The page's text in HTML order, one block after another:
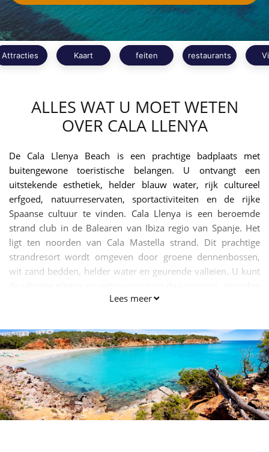
Attracties Kaart feiten restaurants
ALLES WAT U MOET WETEN
OVER CALA LLENYA
De Cala Llenya Beach is een prachtige badplaats met
buitengewone toeristische belangen. U ontvangt een
uitstekende esthetiek, helder blauw water, rijk cultureel
erfgoed, natuurreservaten, sportactiviteiten en de rijke
Spaanse cultuur te vinden. Cala Llenya is een beroemde
strand club in de Balearen van Ibiza regio van Spanje. Het
ligt ten noorden van Cala Mastella strand. Dit prachtige
strandresort wordt omgeven door groene dennenbossen,
wit zand bedden, helder water en geurende valleien. U kunt
en 's nachts bars van de regio. Het strand Cala Llenya is een
jongeren, ouderen en ouderdom groepen. Het is een
perfecte vakantie met het gezin centrum. Het merendeel van
de lokale bevolking hier spreekt Spaans en Catalaans.
Lees meer